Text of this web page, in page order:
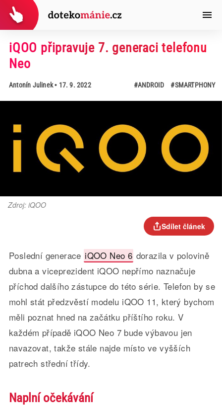
iQOO připravuje 7. generaci telefonu
Neo
Antonín Julinek• 17. 9. 2022 #ANDROID #SMARTPHONY
Zdroj: iQOO
Sdílet článek
Poslední generace iQOO Neo 6 dorazila v polovině
dubna a viceprezident iQOO nepřímo naznačuje
příchod dalšího zástupce do této série. Telefon by se
mohl stát předzvěstí modelu iQOO 11, který bychom
měli poznat hned na začátku příštího roku. V
každém případě iQOO Neo 7 bude výbavou jen
navazovat, takže stále najde místo ve vyšších
patrech střední třídy.
Naplní očekávání